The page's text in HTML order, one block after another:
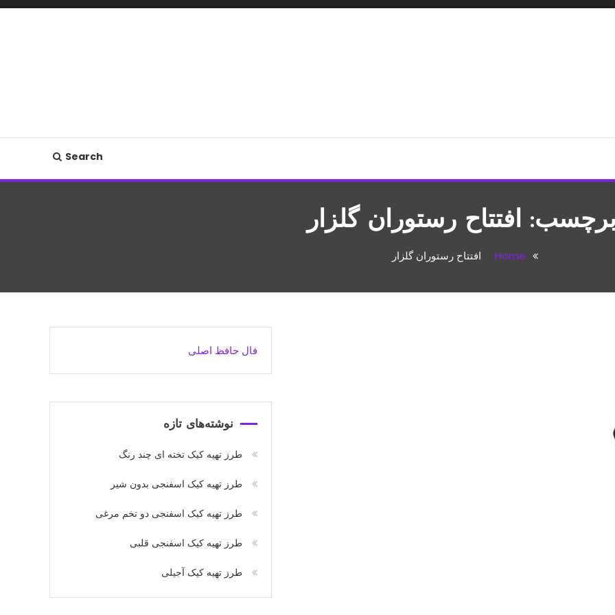
Search
برچسب: افتتاح رستوران گلزار
Home افتتاح رستوران گلزار
فال حافظ اصلی
نوشته‌های تازه
طرز تهیه کیک تخته ای چند رنگ
طرز تهیه کیک اسفنجی بدون شیر
طرز تهیه کیک اسفنجی دو تخم مرغی
طرز تهیه کیک اسفنجی قلبی
طرز تهیه کیک آجیلی